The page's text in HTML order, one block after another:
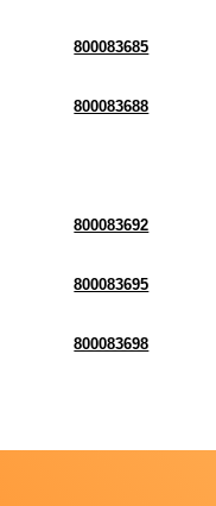
800083685
800083688
800083692
800083695
800083698